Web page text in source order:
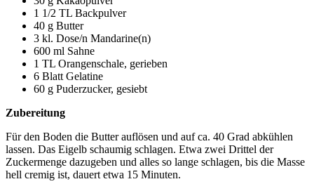
1 1/2 TL Backpulver
40 g Butter
3 kl. Dose/n Mandarine(n)
600 ml Sahne
1 TL Orangenschale, gerieben
6 Blatt Gelatine
60 g Puderzucker, gesiebt
Zubereitung
Für den Boden die Butter auflösen und auf ca. 40 Grad abkühlen
lassen. Das Eigelb schaumig schlagen. Etwa zwei Drittel der
Zuckermenge dazugeben und alles so lange schlagen, bis die Masse
hell cremig ist, dauert etwa 15 Minuten.